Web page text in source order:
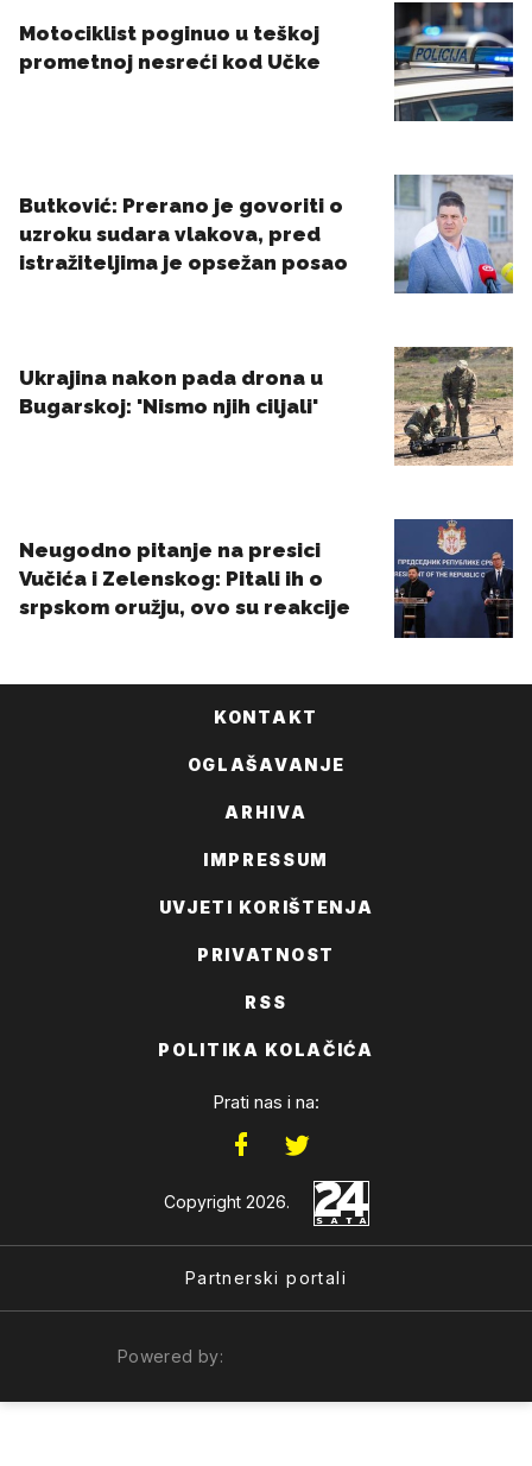
KONTAKT
OGLAŠAVANJE
ARHIVA
IMPRESSUM
UVJETI KORIŠTENJA
PRIVATNOST
RSS
POLITIKA KOLAČIĆA
Prati nas i na:
Copyright 2026.
Partnerski portali
Powered by: